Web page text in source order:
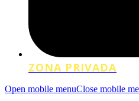
ZONA PRIVADA
Open mobile menuClose mobile